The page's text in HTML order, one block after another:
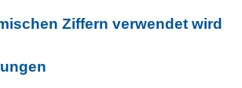
Ziffern verwendet wird